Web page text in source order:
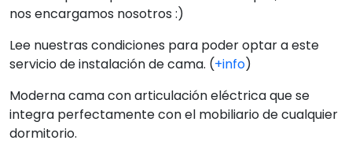
nos encargamos nosotros :)
Lee nuestras condiciones para poder optar a este
servicio de instalación de cama. (+info)
Moderna cama con articulación eléctrica que se
integra perfectamente con el mobiliario de cualquier
dormitorio.